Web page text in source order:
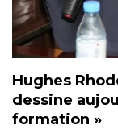
Hughes
dessine
formation »